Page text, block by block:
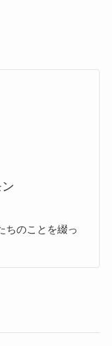
ちのことを綴っ